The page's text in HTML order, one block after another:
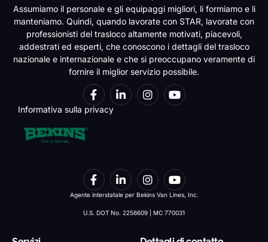
Assumiamo il personale e gli equipaggi migliori, li formiamo e li
manteniamo. Quindi, quando lavorate con STAR, lavorate con
professionisti del trasloco altamente motivati, piacevoli,
addestrati ed esperti, che conoscono i dettagli del trasloco
nazionale e internazionale e che si preoccupano veramente di
fornire il miglior servizio possibile.
Informativa sulla privacy
Agente interstatale per Bekins Van Lines, Inc.
U.S. DOT No. 2256609 | MC 770031